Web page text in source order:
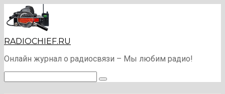
Перейти
контенту
RADIOCHIEF.RU
Онлайн журнал о радиосвязи – Мы любим радио!